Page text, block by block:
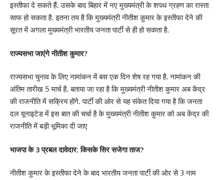
इस्तीफा दे सकते हैं. उसके बाद बिहार में नए मुख्यमंत्री के शपथ ग्रहण का रास्ता
साफ हो सकता है. इतना तय है कि मुख्यमंत्री नीतीश कुमार के इस्तीफा देने की
सूरत में अगला मुख्यमंत्री भारतीय जनता पार्टी से ही हो सकता है.
राज्यसभा जाएंगे नीतीश कुमार?
राज्यसभा चुनाव के लिए नामांकन में बस एक दिन शेष रह गया है. नामांकन की
अंतिम तारीख 5 मार्च है. बताया जा रहा है कि मुख्यमंत्री नीतीश कुमार अब केंद्र
की राजनीति में सक्रिय होंगे. पार्टी की ओर से यह संकेत दिया गया है कि जनता
दल यूनाइटेड में इस बात की चर्चा है के मुख्यमंत्री नीतीश कुमार को अब केंद्र की
राजनीति में बड़ी भूमिका दी जाए
भाजपा के 3 प्रबल दावेदार: किसके सिर सजेगा ताज?
नीतीश कुमार के इस्तीफा देने के बाद भारतीय जनता पार्टी की ओर से 3 नाम